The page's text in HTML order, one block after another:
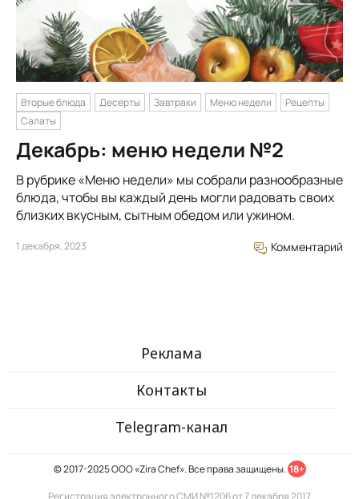
Вторые блюда Десерты Завтраки Меню недели
Рецепты
Салаты
Декабрь: меню недели №2
В рубрике «Меню недели» мы собрали разнообразные
блюда, чтобы вы каждый день могли радовать своих
близких вкусным, сытным обедом или ужином.
1 декабря, 2023 Комментарий
Реклама
Контакты
Telegram-канал
© 2017-2025 ООО «Zira Chef». Все права защищены. 18+
Регистрация электронного СМИ №1206 от 7 декабря 2017